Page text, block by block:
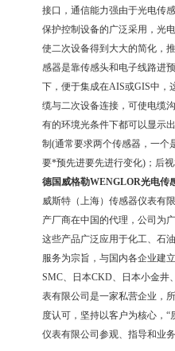
接口，通信能力强由于光电传
保护控制设备的广泛采用，光
使二次设备得到大大的简化，
感器是靠传感头和电子线路进
下，便于集成在AIS或GIS中，
缆与二次设备连接，可使电缆
有的环境光条件下都可以显示
制(通常要求两个传感器，一
要*预先进要先进行变化)；后
德国威格勒WENGLOR光电传
威斯特（上海）传感器仪表有
产厂商在中国的代理，公司为
这些产品广泛应用于化工、石
服务为宗旨，与国内各企业建
SMC、日本CKD、日本小金井
表有限公司是一家私营企业，
度认可，坚持以客户为核心，
仪表有限公司参观、指导和业